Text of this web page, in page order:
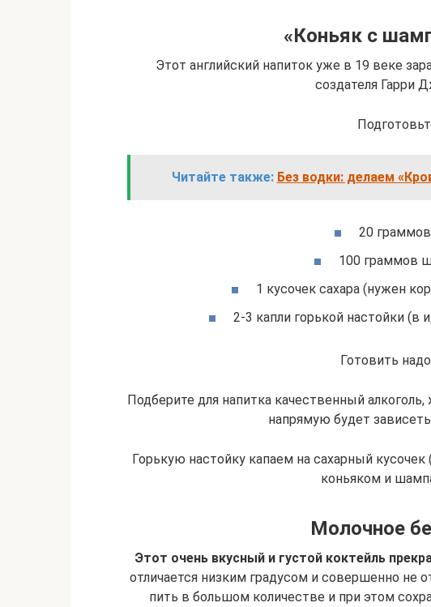
«Коньяк с
Этот английский напиток уже в 19 веке
создателя Гарри
Читайте также: Без водки: делаем
20
100 граммов
1 кусочек сахара (нужен
2-3 капли горькой настойки (в
Готовить
Подберите для напитка качественный
напрямую будет
Горькую настойку капаем на сахарный
коньяком и
Молочное
Этот очень вкусный и густой коктейль
отличается низким градусом и совершенно не
пить в большом количестве и при этом